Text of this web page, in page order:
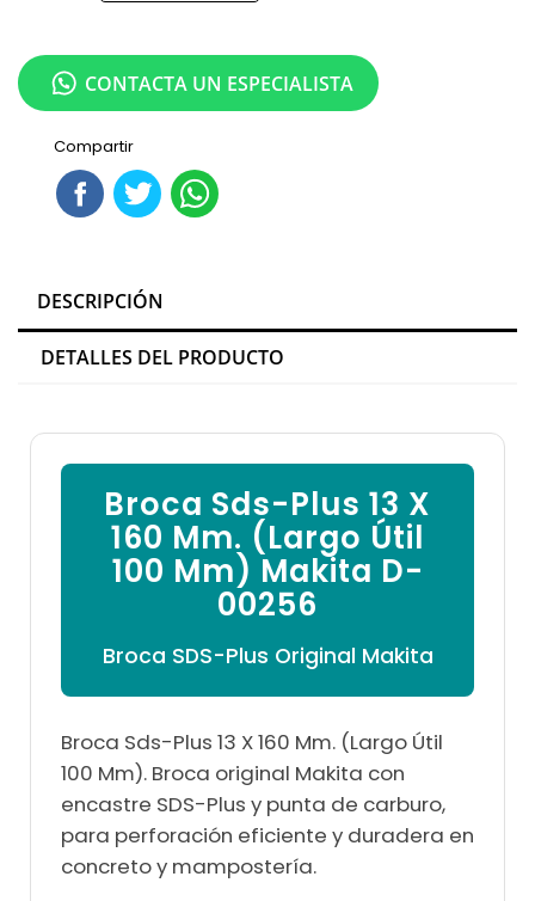
Compartir
CONTACTA UN ESPECIALISTA
DESCRIPCIÓN
DETALLES DEL PRODUCTO
Broca Sds-Plus 13 X
160 Mm. (Largo Útil
100 Mm) Makita D-
00256
Broca SDS-Plus Original Makita
Broca Sds-Plus 13 X 160 Mm. (Largo Útil
100 Mm). Broca original Makita con
encastre SDS-Plus y punta de carburo,
para perforación eficiente y duradera en
concreto y mampostería.